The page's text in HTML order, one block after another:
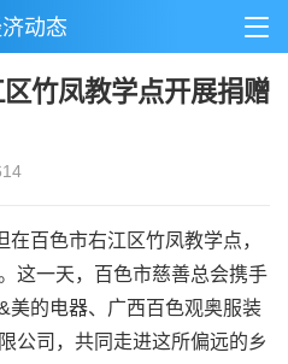
动态
竹凤教学点开展捐赠
百色市右江区竹凤教学点，
这一天，百色市慈善总会携手
美的电器、广西百色观奥服装
公司，共同走进这所偏远的乡